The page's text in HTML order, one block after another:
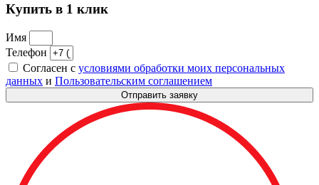
Купить в 1 клик
Имя
Телефон
Согласен с условиями обработки моих персональных
данных и Пользовательским соглашением
Отправить заявку